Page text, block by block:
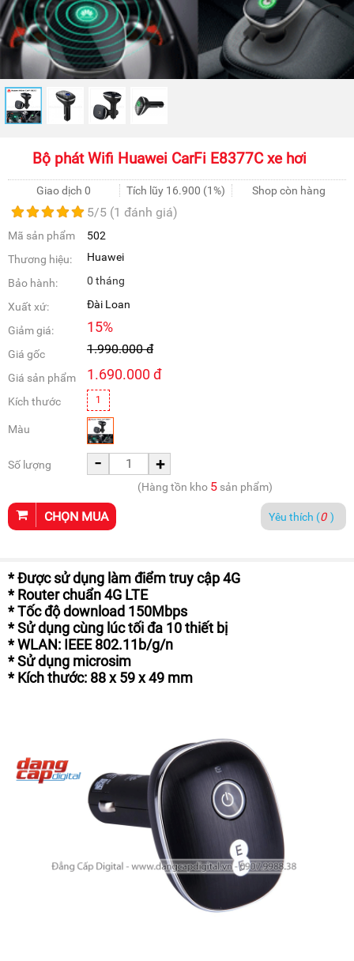
Bộ phát Wifi Huawei CarFi E8377C xe hơi
Giao dịch 0 Tích lũy 16.900 (1%) Shop còn hàng
5/5 (1 đánh giá)
Mã sản phẩm
502
Thương hiệu:
Huawei
Bảo hành: 0 tháng
Xuất xứ: Đài Loan
Giảm giá: 15%
Giá gốc 1.990.000 đ
Giá sản phẩm 1.690.000 đ
Kích thước 1
Màu
Số lượng - +
(Hàng tồn kho 5sản phẩm)
CHỌN MUA Yêu thích (0 )
* Được sử dụng làm điểm truy cập 4G
* Router chuẩn 4G LTE
* Tốc độ download 150Mbps
* Sử dụng cùng lúc tối đa 10 thiết bị
* WLAN: IEEE 802.11b/g/n
* Sử dụng microsim
* Kích thước: 88 x 59 x 49 mm